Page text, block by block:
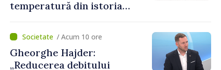
temperatură din istoria
/ Acum 10 ore
Gheorghe Hajder:
„Reducerea debitului